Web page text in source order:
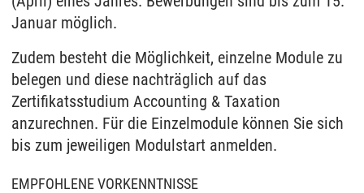
Januar möglich.
Zudem besteht die Möglichkeit, einzelne Module zu
belegen und diese nachträglich auf das
Zertifikatsstudium Accounting & Taxation
anzurechnen. Für die Einzelmodule können Sie sich
bis zum jeweiligen Modulstart anmelden.
EMPFOHLENE VORKENNTNISSE